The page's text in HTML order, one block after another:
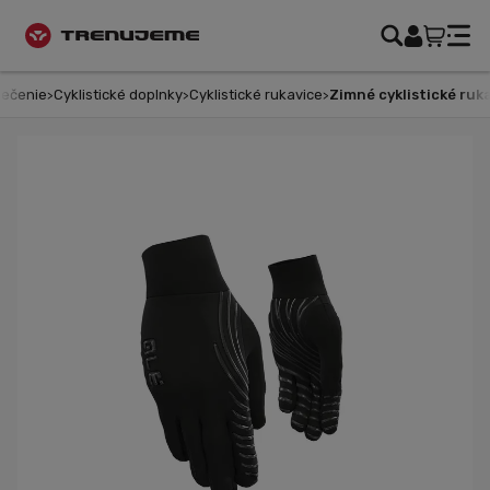
Cyklistické doplnky Cyklistické rukavice Zimné cyklistické